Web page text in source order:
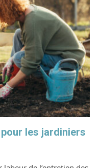
pour les jardiniers